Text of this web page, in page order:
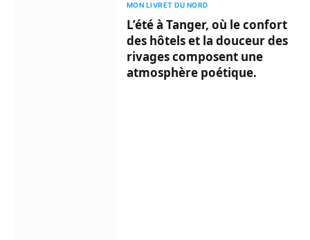
MON LIVRET DU NORD
L’été à Tanger, où le confort
des hôtels et la douceur des
rivages composent une
atmosphère poétique.